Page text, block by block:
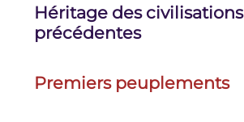
Héritage des civilisations
précédentes
Premiers peuplements